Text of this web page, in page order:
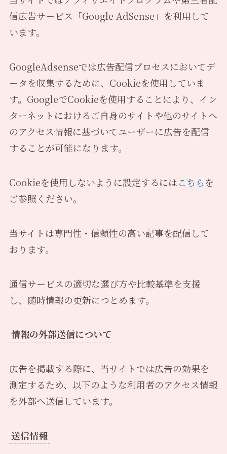
信広告サービス「Google AdSense」を利用して
います。
GoogleAdsenseでは広告配信プロセスにおいてデ
ータを収集するために、Cookieを使用していま
す。GoogleでCookieを使用することにより、イン
ターネットにおけるご自身のサイトや他のサイトへ
のアクセス情報に基づいてユーザーに広告を配信
することが可能になります。
Cookieを使用しないように設定するにはこちらを
ご参照ください。
当サイトは専門性・信頼性の高い記事を配信して
おります。
通信サービスの適切な選び方や比較基準を支援
し、随時情報の更新につとめます。
情報の外部送信について
広告を掲載する際に、当サイトでは広告の効果を
測定するため、以下のような利用者のアクセス情報
を外部へ送信しています。
送信情報